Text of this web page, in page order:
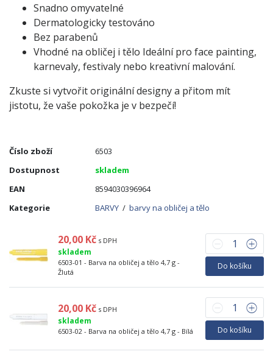
Snadno omyvatelné
Dermatologicky testováno
Bez parabenů
Vhodné na obličej i tělo Ideální pro face painting,
karnevaly, festivaly nebo kreativní malování.
Zkuste si vytvořit originální designy a přitom mít
jistotu, že vaše pokožka je v bezpečí!
Číslo zboží
6503
Dostupnost
skladem
EAN
8594030396964
Kategorie
BARVY / barvy na obličej a tělo
20,00 Kč s DPH
skladem
6503-01 - Barva na obličej a tělo 4,7 g -
Žlutá
Do košíku
20,00 Kč s DPH
skladem
6503-02 - Barva na obličej a tělo 4,7 g - Bílá Do košíku